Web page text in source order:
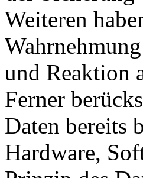
Weiteren
und Reaktion
Ferner
Daten bereits
Hardware,